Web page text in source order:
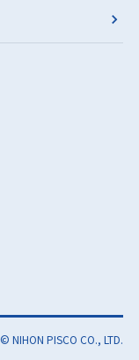
© NIHON PISCO CO., LTD.